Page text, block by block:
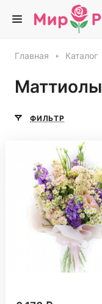
Главная Каталог
Маттиолы
ФИЛЬТР